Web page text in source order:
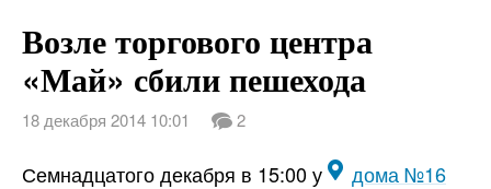
Слово Дело
Народные
Возле торгового центра
«Май» сбили пешехода
18 декабря 2014 10:01 2
Семнадцатого декабря в 15:00 у
дома №16